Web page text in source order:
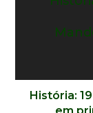
História: